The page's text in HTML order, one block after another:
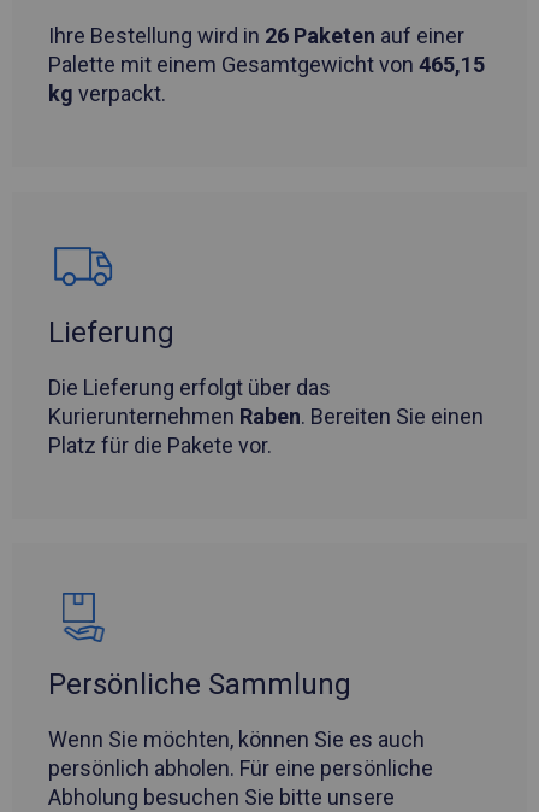
Ihre Bestellung wird in 26 Paketen auf einer
Palette mit einem Gesamtgewicht von 465,15
kg verpackt.
Lieferung
Die Lieferung erfolgt über das
Kurierunternehmen Raben. Bereiten Sie einen
Platz für die Pakete vor.
Persönliche Sammlung
Wenn Sie möchten, können Sie es auch
persönlich abholen. Für eine persönliche
Abholung besuchen Sie bitte unsere